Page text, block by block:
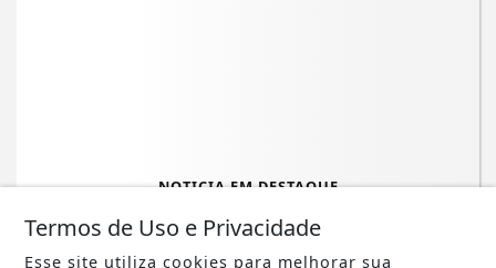
NOTICIA EM DESTAQUE
Urna indígena é achada no Cemitério
Termos de Uso e Privacidade
Esse site utiliza cookies para melhorar sua